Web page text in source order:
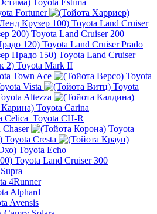
Toyota Estima
Fortuner
Toyota Land Cruiser
Toyota Land Cruiser 200
Toyota Land Cruiser Prado
Toyota Land Cruiser
Toyota Mark II
Town Ace
Toyota
Vista
Toyota
Altezza
Toyota Carina
Celica Toyota CH-R
Chaser
Toyota
Toyota Cresta
Toyota Echo
Toyota Land Cruiser 300
4Runner
Alphard
Avensis